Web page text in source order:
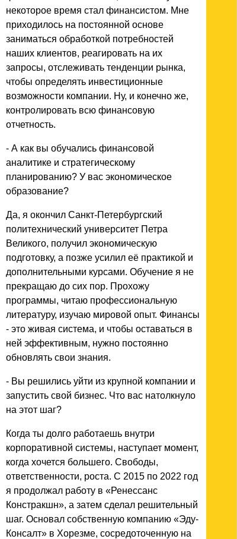
некоторое время стал финансистом. Мне
приходилось на постоянной основе
заниматься обработкой потребностей
наших клиентов, реагировать на их
запросы, отслеживать тенденции рынка,
чтобы определять инвестиционные
возможности компании. Ну, и конечно же,
контролировать всю финансовую
отчетность.
- А как вы обучались финансовой
аналитике и стратегическому
планированию? У вас экономическое
образование?
Да, я окончил Санкт-Петербургский
политехнический университет Петра
Великого, получил экономическую
подготовку, а позже усилил её практикой и
дополнительными курсами. Обучение я не
прекращаю до сих пор. Прохожу
программы, читаю профессиональную
литературу, изучаю мировой опыт. Финансы
- это живая система, и чтобы оставаться в
ней эффективным, нужно постоянно
обновлять свои знания.
- Вы решились уйти из крупной компании и
запустить свой бизнес. Что вас натолкнуло
на этот шаг?
Когда ты долго работаешь внутри
корпоративной системы, наступает момент,
когда хочется большего. Свободы,
ответственности, роста. С 2015 по 2022 год
я продолжал работу в «Ренессанс
Констракшн», а затем сделал решительный
шаг. Основал собственную компанию «Эду-
Консалт» в Хорезме, сосредоточенную на